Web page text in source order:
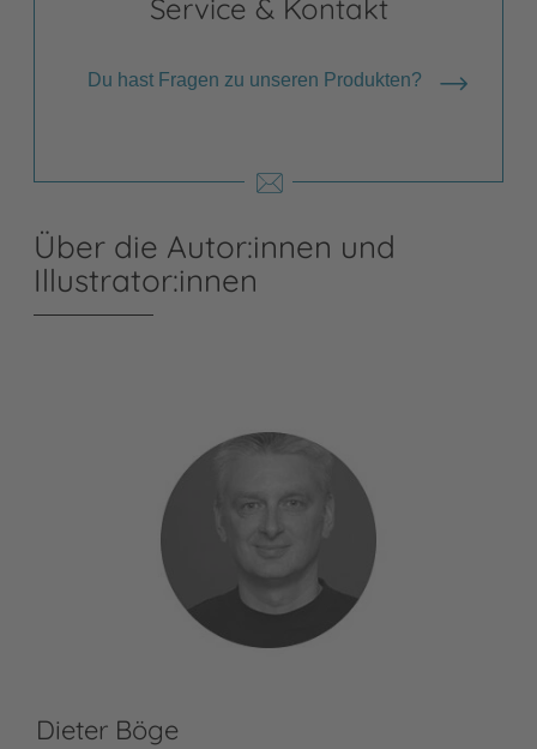
Service & Kontakt
Du hast Fragen zu unseren Produkten?
Über die Autor:innen und
Illustrator:innen
Dieter Böge